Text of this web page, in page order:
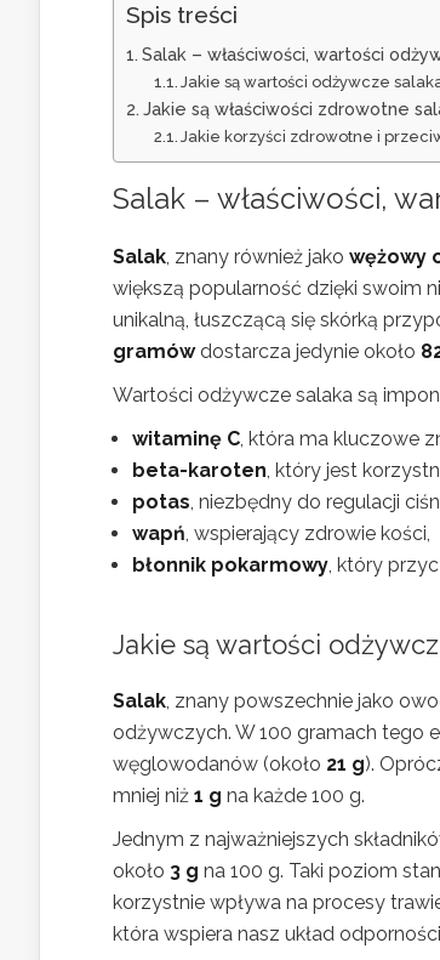
Spis treści
Salak – właściwości, wartości
Jakie są wartości odżywcze
Jakie są właściwości zdrowotne
Jakie korzyści zdrowotne i
Salak – właściwości,
Salak, znany również jako wężowy
większą popularność dzięki swoim
unikalną, łuszczącą się skórką
gramówdostarcza jedynie około
Wartości odżywcze salaka są
witaminę C, która ma kluczowe
beta-karoten, który jest
potas, niezbędny do regulacji
wapń, wspierający zdrowie kości,
błonnik pokarmowy, który
Jakie są wartości
Salak, znany powszechnie jako
odżywczych. W 100 gramach tego
węglowodanów (około 21 g).
mniej niż 1 g na każde 100 g.
Jednym z najważniejszych
około 3 g na 100 g. Taki poziom
korzystnie wpływa na procesy
która wspiera nasz układ